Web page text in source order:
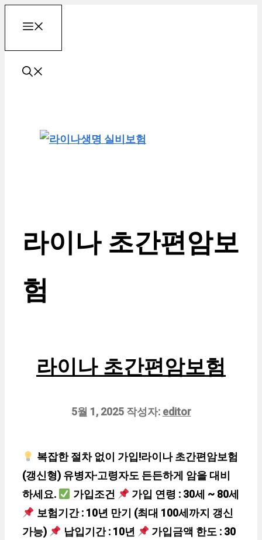
츠
라이나 초간편암보
험
라이나 초간편암보험
5월 1, 2025 작성자: editor
복잡한 절차 없이 가입!라이나 초간편암보험
(갱신형) 유병자·고령자도 든든하게 암을 대비
하세요.
가입조건
가입 연령 : 30세 ~ 80세
보험기간 : 10년 만기 (최대 100세까지 갱신
가능)
납입기간 : 10년
가입금액 한도 : 30